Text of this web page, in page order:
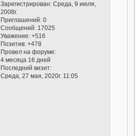
Зарегистрирован: Среда, 9 июля,
2008г.
Приглашений: 0
Сообщений: 17025
Уважение: +516
Позитив: +478
Провел на форуме:
4 месяца 16 дней
Последний визит:
Среда, 27 мая, 2020г. 11:05